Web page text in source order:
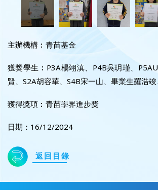
主辦機構︰青苗基金
獲獎學生︰P3A楊翊滇、P4B吳玥瑾、
賢、S2A胡容華、S4B宋一山、畢業生羅浩
獲得獎項︰青苗學界進步獎
日期：16/12/2024
返回目錄